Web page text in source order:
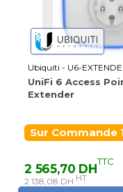
Ubiquiti - U6-
UniFi 6 Access
Extender
Sur Commande
2 565,70 DHTTC
2 138,08 DH HT